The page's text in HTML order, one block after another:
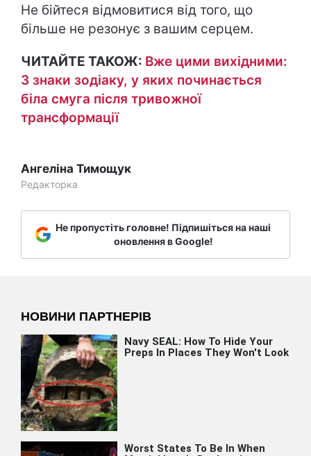
Не бійтеся відмовитися від того, що
більше не резонує з вашим серцем.
ЧИТАЙТЕ ТАКОЖ: Вже цими вихідними:
3 знаки зодіаку, у яких починається
біла смуга після тривожної
трансформації
Ангеліна Тимощук
Редакторка
Не пропустіть головне! Підпишіться на наші
оновлення в Google!